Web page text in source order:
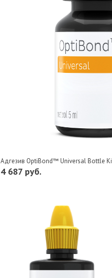
Адгезив OptiBond™ Universal Bottle
4 687 руб.